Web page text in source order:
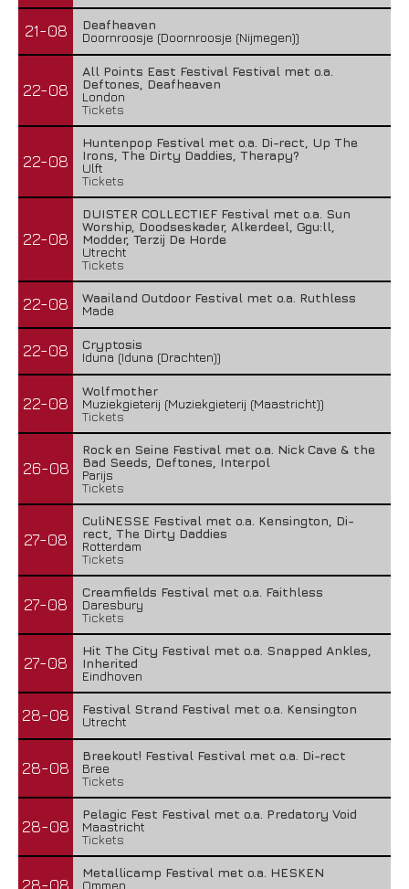
21-08
Deafheaven
Doornroosje (Doornroosje (Nijmegen))
22-08
All Points East Festival Festival met o.a.
Deftones, Deafheaven
London
Tickets
22-08
Huntenpop Festival met o.a. Di-rect, Up The
Irons, The Dirty Daddies, Therapy?
Ulft
Tickets
22-08
DUISTER COLLECTIEF Festival met o.a. Sun
Worship, Doodseskader, Alkerdeel, Ggu:ll,
Modder, Terzij De Horde
Utrecht
Tickets
22-08
Waailand Outdoor Festival met o.a. Ruthless
Made
22-08
Cryptosis
Iduna (Iduna (Drachten))
22-08
Wolfmother
Muziekgieterij (Muziekgieterij (Maastricht))
Tickets
26-08
Rock en Seine Festival met o.a. Nick Cave & the
Bad Seeds, Deftones, Interpol
Parijs
Tickets
27-08
CuliNESSE Festival met o.a. Kensington, Di-
rect, The Dirty Daddies
Rotterdam
Tickets
27-08
Creamfields Festival met o.a. Faithless
Daresbury
Tickets
27-08
Hit The City Festival met o.a. Snapped Ankles,
Inherited
Eindhoven
28-08
Festival Strand Festival met o.a. Kensington
Utrecht
28-08
Breekout! Festival Festival met o.a. Di-rect
Bree
Tickets
28-08
Pelagic Fest Festival met o.a. Predatory Void
Maastricht
Tickets
28-08
Metallicamp Festival met o.a. HESKEN
Ommen